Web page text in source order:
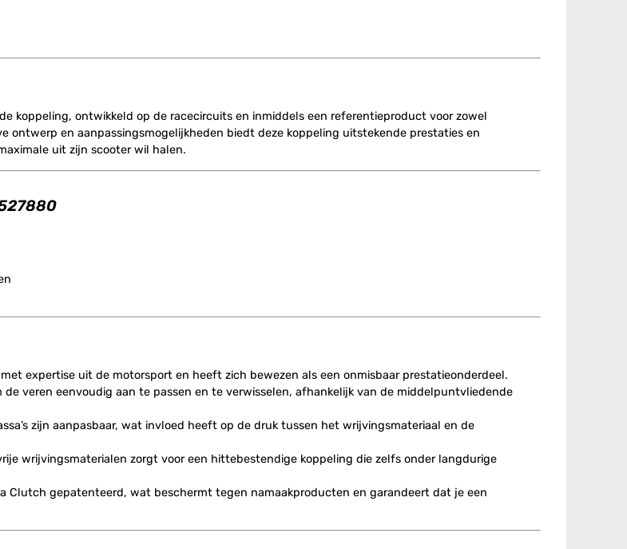
koppeling, ontwikkeld op de racecircuits en inmiddels een referentieproduct voor zowel
ontwerp en aanpassingsmogelijkheden biedt deze koppeling uitstekende prestaties en
uit zijn scooter wil halen.
expertise uit de motorsport en heeft zich bewezen als een onmisbaar prestatieonderdeel.
veren eenvoudig aan te passen en te verwisselen, afhankelijk van de middelpuntvliedende
zijn aanpasbaar, wat invloed heeft op de druk tussen het wrijvingsmateriaal en de
wrijvingsmaterialen zorgt voor een hittebestendige koppeling die zelfs onder langdurige
Clutch gepatenteerd, wat beschermt tegen namaakproducten en garandeert dat je een